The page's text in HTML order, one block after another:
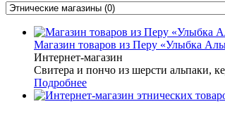
Магазин товаров из Перу «Улыбка
Интернет-магазин
Свитера и пончо из шерсти альпаки,
Подробнее